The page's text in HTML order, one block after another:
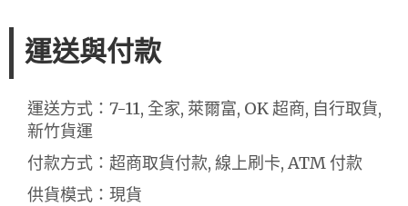
運送與付款
運送方式：7-11, 全家, 萊爾富, OK 超商, 自行取貨,
新竹貨運
付款方式：超商取貨付款, 線上刷卡, ATM 付款
供貨模式：現貨